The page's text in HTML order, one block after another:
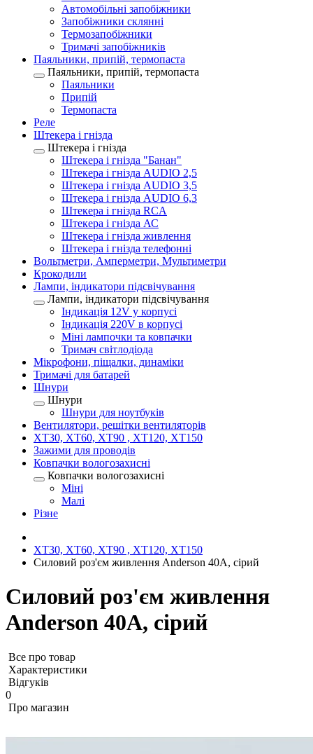
Автомобільні запобіжники
Запобіжники склянні
Термозапобіжники
Тримачі запобіжників
Паяльники, припій, термопаста
Паяльники, припій, термопаста
Паяльники
Припій
Термопаста
Реле
Штекера і гнізда
Штекера і гнізда
Штекера і гнізда "Банан"
Штекера і гнізда AUDIO 2,5
Штекера і гнізда AUDIO 3,5
Штекера і гнізда AUDIO 6,3
Штекера і гнізда RCA
Штекера і гнізда АС
Штекера і гнізда живлення
Штекера і гнізда телефонні
Вольтметри, Амперметри, Мультиметри
Крокодили
Лампи, індикатори підсвічування
Лампи, індикатори підсвічування
Індикація 12V у корпусі
Індикація 220V в корпусі
Міні лампочки та ковпачки
Тримач світлодіода
Мікрофони, піщалки, динаміки
Тримачі для батарей
Шнури
Шнури
Шнури для ноутбуків
Вентилятори, решітки вентиляторів
XT30, XT60, XT90 , XT120, XT150
Зажими для проводів
Ковпачки вологозахисні
Ковпачки вологозахисні
Міні
Малі
Різне
XT30, XT60, XT90 , XT120, XT150
Силовий роз'єм живлення Anderson 40А, сірий
Силовий роз'єм живлення
Anderson 40А, сірий
Все про товар
Характеристики
Відгуків
0
Про магазин